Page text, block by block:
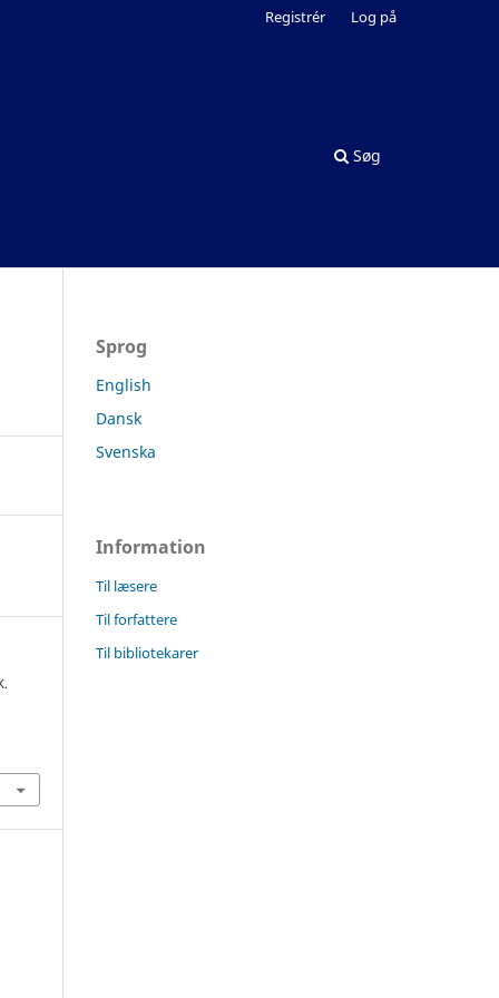
Søg
Registrér Log på
Sprog
English
Dansk
Svenska
Information
Til læsere
Til forfattere
Til bibliotekarer